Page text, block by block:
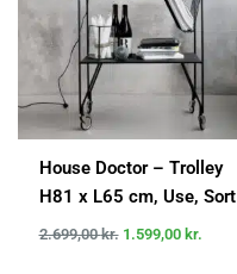
House Doctor – Trolley
H81 x L65 cm, Use, Sort
2.699,00kr. 1.599,00 kr.